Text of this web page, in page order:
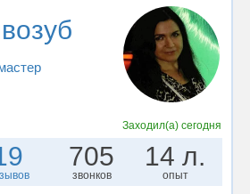
Заходил(а) сегодня
705
звонков
14 л.
опыт